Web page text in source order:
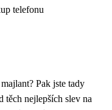
telefonu
Pak jste tady
těch nejlepších slev na